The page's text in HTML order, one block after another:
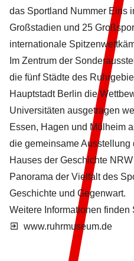
das Sportland Nummer Eins
Großstadien und 25
internationale
Im Zentrum der
die fünf Städte des
Hauptstadt Berlin die
Universitäten ausgetragen
Essen, Hagen und Mülheim
die gemeinsame
Hauses der Geschichte
Panorama der Vielfalt des
Geschichte und Gegenwart.
Weitere Informationen finden
www.ruhrmuseum.de